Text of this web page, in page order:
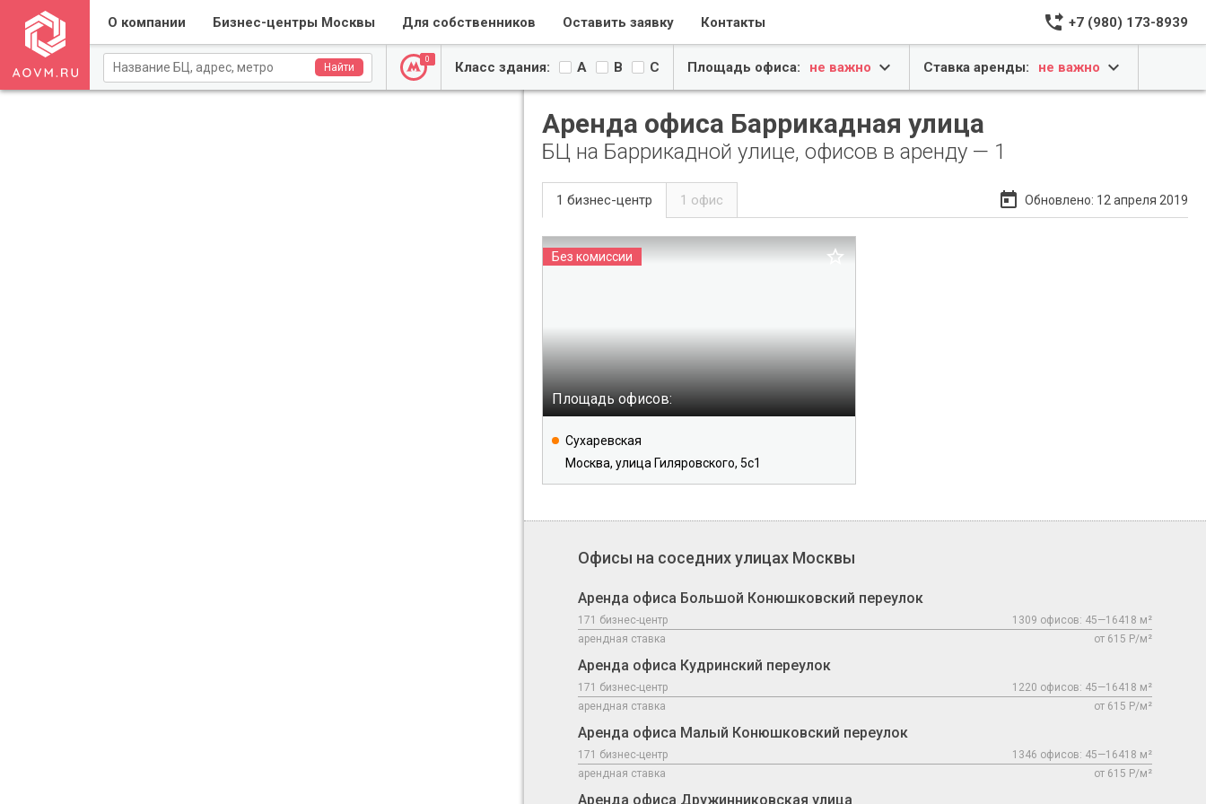
Аренда офиса Баррикадная улица
БЦ на Баррикадной улице, офисов в аренду — 1
today Обновлено: 12 апреля 2019
1 бизнес-центр 1 офис
Без комиссии
Площадь офисов:
Сухаревская
Москва, улица Гиляровского, 5с1

Офисы на соседних улицах Москвы
Аренда офиса Большой Конюшковский переулок
171 бизнес-центр
1309 офисов: 45—16418 м²
арендная ставка
от 615 Р/м²
Аренда офиса Кудринский переулок
171 бизнес-центр
1220 офисов: 45—16418 м²
арендная ставка
от 615 Р/м²
Аренда офиса Малый Конюшковский переулок
171 бизнес-центр
1346 офисов: 45—16418 м²
арендная ставка
от 615 Р/м²
Аренда офиса Дружинниковская улица
О компании Бизнес-центры Москвы Для собственников Оставить заявку Контакты phone_forwarded +7 (980) 173-8939
Найти
0 Класс здания: A B C Площадь офиса: не важно  Ставка аренды: не важно 